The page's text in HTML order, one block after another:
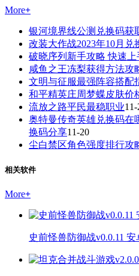
More+
银河境界线公测兑换码获
改装大作战2023年10月
破晓序列新手攻略 快速上
咸鱼之王冻梨获得方法攻
文明与征服最强阵容搭配
和平精英庄周梦蝶皮肤价
流放之路平民最稳职业
奥特曼传奇英雄兑换码在
换码分享11-20
尘白禁区角色强度排行攻
相关软件
More+
史前怪兽防御战v0.0.11 安